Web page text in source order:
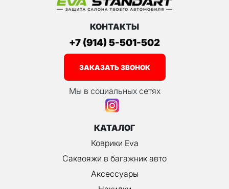
КОНТАКТЫ
+7 (914) 5-501-502
ЗАКАЗАТЬ ЗВОНОК
Мы в социальных сетях
КАТАЛОГ
Коврики Eva
Саквояжи в багажник авто
Аксессуары